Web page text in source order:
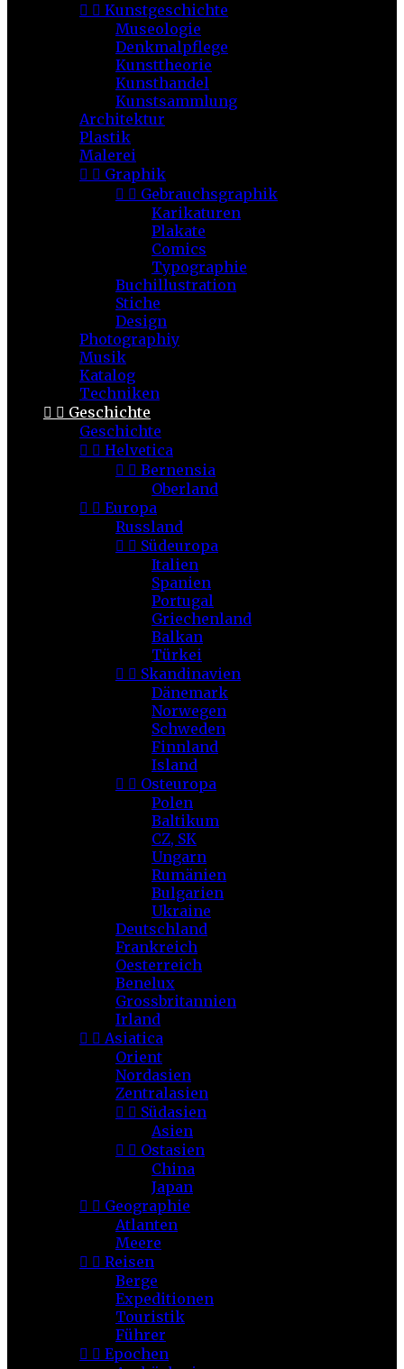
  Kunstgeschichte
Museologie
Denkmalpflege
Kunsttheorie
Kunsthandel
Kunstsammlung
Architektur
Plastik
Malerei
  Graphik
  Gebrauchsgraphik
Karikaturen
Plakate
Comics
Typographie
Buchillustration
Stiche
Design
Photographiy
Musik
Katalog
Techniken
  Geschichte
Geschichte
  Helvetica
  Bernensia
Oberland
  Europa
Russland
  Südeuropa
Italien
Spanien
Portugal
Griechenland
Balkan
Türkei
  Skandinavien
Dänemark
Norwegen
Schweden
Finnland
Island
  Osteuropa
Polen
Baltikum
CZ, SK
Ungarn
Rumänien
Bulgarien
Ukraine
Deutschland
Frankreich
Oesterreich
Benelux
Grossbritannien
Irland
  Asiatica
Orient
Nordasien
Zentralasien
  Südasien
Asien
  Ostasien
China
Japan
  Geographie
Atlanten
Meere
  Reisen
Berge
Expeditionen
Touristik
Führer
  Epochen